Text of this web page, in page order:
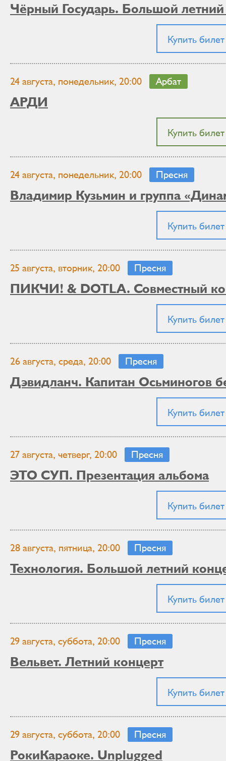
Чёрный Государь. Большой
Купить билет
24 августа, понедельник, 20:00 Арбат
АРДИ
Купить билет
24 августа, понедельник, 20:00 Пресня
Владимир Кузьмин и группа
Купить билет
25 августа, вторник, 20:00 Пресня
ПИКЧИ! & DOTLA. Совместный
Купить билет
26 августа, среда, 20:00 Пресня
Дэвидланч. Капитан Осьминогов
Купить билет
27 августа, четверг, 20:00 Пресня
ЭТО СУП. Презентация альбома
Купить билет
28 августа, пятница, 20:00 Пресня
Технология. Большой летний
Купить билет
29 августа, суббота, 20:00 Пресня
Вельвет. Летний концерт
Купить билет
29 августа, суббота, 20:00 Пресня
РокиКараоке. Unplugged